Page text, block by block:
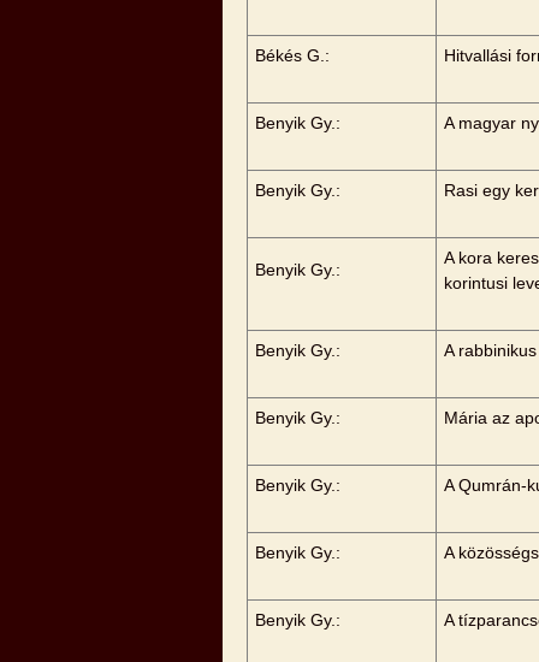
Békés G.: Hitvallási
Benyik Gy.: A magyar
Benyik Gy.: Rasi egy
Benyik Gy.:
A kora
korintusi
Benyik Gy.: A
Benyik Gy.: Mária az
Benyik Gy.: A Qumrán-
Benyik Gy.: A
Benyik Gy.: A